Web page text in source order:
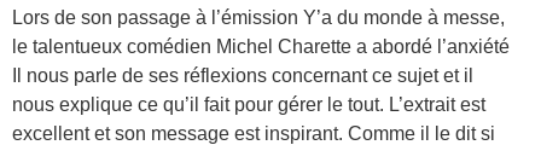
Lors de son passage à l’émission Y’a du monde à messe,
le talentueux comédien Michel Charette a abordé l’anxiété
Il nous parle de ses réflexions concernant ce sujet et il
nous explique ce qu’il fait pour gérer le tout. L’extrait est
excellent et son message est inspirant. Comme il le dit si